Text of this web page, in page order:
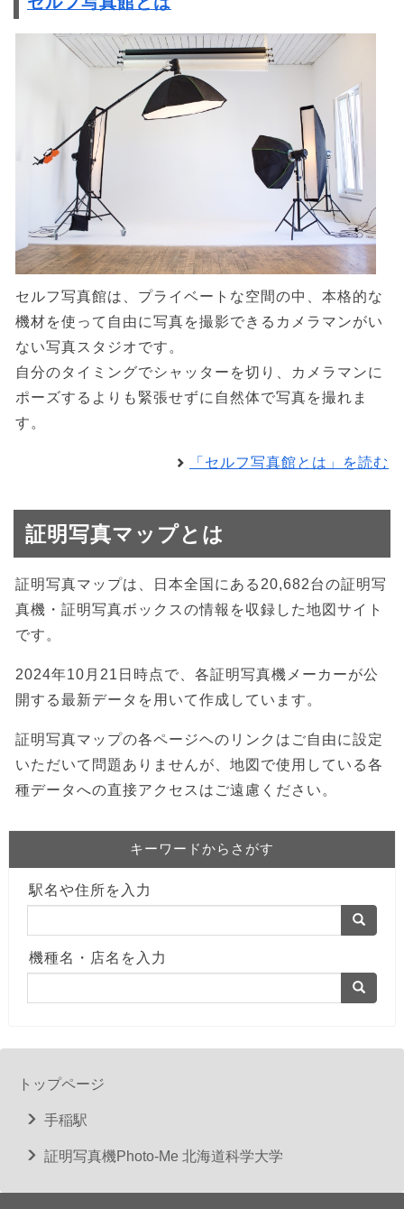
セルフ写真館は、プライベートな空間の中、本格的な
機材を使って自由に写真を撮影できるカメラマンがい
ない写真スタジオです。
自分のタイミングでシャッターを切り、カメラマンに
ポーズするよりも緊張せずに自然体で写真を撮れま
す。
「セルフ写真館とは」を読む
証明写真マップとは
証明写真マップは、日本全国にある20,682台の証明写
真機・証明写真ボックスの情報を収録した地図サイト
です。
2024年10月21日時点で、各証明写真機メーカーが公
開する最新データを用いて作成しています。
証明写真マップの各ページヘのリンクはご自由に設定
いただいて問題ありませんが、地図で使用している各
種データへの直接アクセスはご遠慮ください。
キーワードからさがす
駅名や住所を入力
機種名・店名を入力
トップページ
手稲駅
証明写真機Photo-Me 北海道科学大学